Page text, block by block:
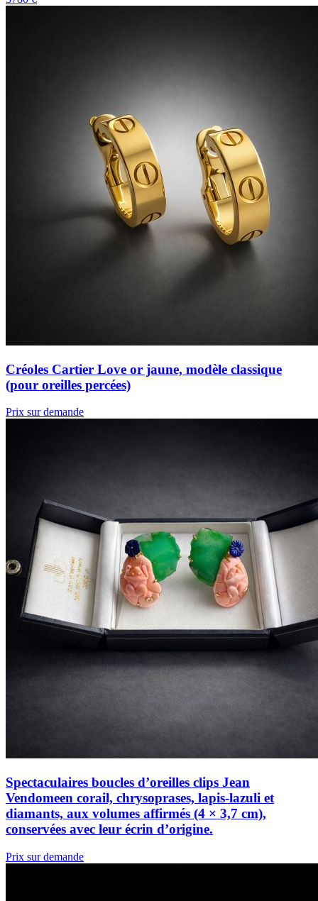
Créoles Cartier Love or jaune, modèle classique
(pour oreilles percées)
Prix sur demande
Spectaculaires boucles d’oreilles clips Jean
Vendomeen corail, chrysoprases, lapis-lazuli et
diamants, aux volumes affirmés (4 × 3,7 cm),
conservées avec leur écrin d’origine.
Prix sur demande